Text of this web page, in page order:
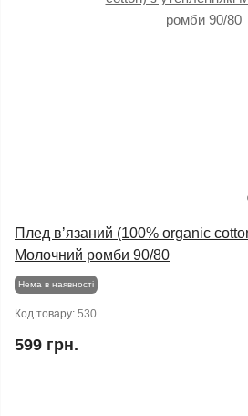
Плед вʼязаний (100% organic
Молочний ромби 90/80
Нема в наявності
Код товару: 530
599 грн.